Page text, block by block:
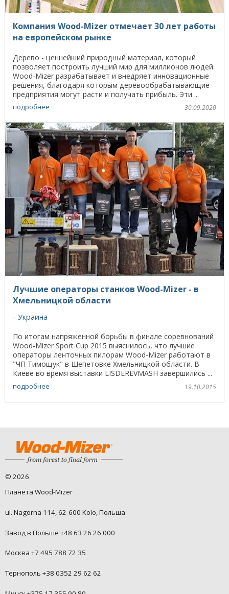
Компания Wood-Mizer отмечает 30 лет работы
на европейском рынке
Дерево - ценнейший природный материал, который
позволяет построить лучший мир для миллионов людей.
Wood-Mizer разрабатывает и внедряет инновационные
решения, благодаря которым деревообрабатывающие
предприятия могут расти и получать прибыль. Эти ...
подробнее 30.09.2020
Лучшие операторы станков Wood-Mizer - в
Хмельницкой области
Украина
По итогам напряженной борьбы в финале соревнований
Wood-Mizer Sport Cup 2015 выяснилось, что лучшие
операторы ленточных пилорам Wood-Mizer работают в
"ЧП Тимощук" в Шепетовке Хмельницкой области. В
Киеве во время выставки LISDEREVMASH завершились ...
подробнее 19.10.2015
© 2026
Планета Wood-Mizer
ul. Nagorna 114, 62-600 Kolo, Польша
Завод в Польше +48 63 26 26 000
Москва +7 495 788 72 35
Тернополь +38 0352 29 62 62